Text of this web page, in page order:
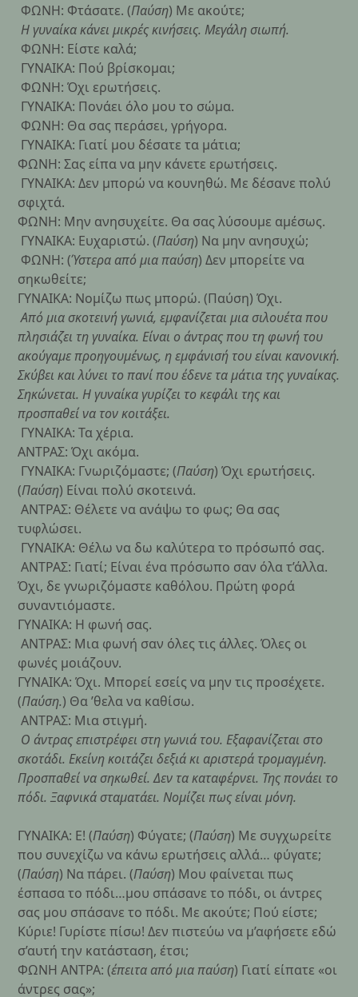
ΦΩΝΗ: Φτάσατε. (Παύση) Με ακούτε;
Η γυναίκα κάνει μικρές κινήσεις. Μεγάλη σιωπή.
ΦΩΝΗ: Είστε καλά;
ΓΥΝΑΙΚΑ: Πού βρίσκομαι;
ΦΩΝΗ: Όχι ερωτήσεις.
ΓΥΝΑΙΚΑ: Πονάει όλο μου το σώμα.
ΦΩΝΗ: Θα σας περάσει, γρήγορα.
ΓΥΝΑΙΚΑ: Γιατί μου δέσατε τα μάτια;
ΦΩΝΗ: Σας είπα να μην κάνετε ερωτήσεις.
ΓΥΝΑΙΚΑ: Δεν μπορώ να κουνηθώ. Με δέσανε πολύ
σφιχτά.
ΦΩΝΗ: Μην ανησυχείτε. Θα σας λύσουμε αμέσως.
ΓΥΝΑΙΚΑ: Ευχαριστώ. (Παύση) Να μην ανησυχώ;
ΦΩΝΗ: (Ύστερα από μια παύση) Δεν μπορείτε να
σηκωθείτε;
ΓΥΝΑΙΚΑ: Νομίζω πως μπορώ. (Παύση) Όχι.
Από μια σκοτεινή γωνιά, εμφανίζεται μια σιλουέτα που
πλησιάζει τη γυναίκα. Είναι ο άντρας που τη φωνή του
ακούγαμε προηγουμένως, η εμφάνισή του είναι κανονική.
Σκύβει και λύνει το πανί που έδενε τα μάτια της γυναίκας.
Σηκώνεται. Η γυναίκα γυρίζει το κεφάλι της και
προσπαθεί να τον κοιτάξει.
ΓΥΝΑΙΚΑ: Τα χέρια.
ΑΝΤΡΑΣ: Όχι ακόμα.
ΓΥΝΑΙΚΑ: Γνωριζόμαστε; (Παύση) Όχι ερωτήσεις.
(Παύση) Είναι πολύ σκοτεινά.
ΑΝΤΡΑΣ: Θέλετε να ανάψω το φως; Θα σας
τυφλώσει.
ΓΥΝΑΙΚΑ: Θέλω να δω καλύτερα το πρόσωπό σας.
ΑΝΤΡΑΣ: Γιατί; Είναι ένα πρόσωπο σαν όλα τ’άλλα.
Όχι, δε γνωριζόμαστε καθόλου. Πρώτη φορά
συναντιόμαστε.
ΓΥΝΑΙΚΑ: Η φωνή σας.
ΑΝΤΡΑΣ: Μια φωνή σαν όλες τις άλλες. Όλες οι
φωνές μοιάζουν.
ΓΥΝΑΙΚΑ: Όχι. Μπορεί εσείς να μην τις προσέχετε.
(Παύση.) Θα ’θελα να καθίσω.
ΑΝΤΡΑΣ: Μια στιγμή.
Ο άντρας επιστρέφει στη γωνιά του. Εξαφανίζεται στο
σκοτάδι. Εκείνη κοιτάζει δεξιά κι αριστερά τρομαγμένη.
Προσπαθεί να σηκωθεί. Δεν τα καταφέρνει. Της πονάει το
πόδι. Ξαφνικά σταματάει. Νομίζει πως είναι μόνη.
ΓΥΝΑΙΚΑ: Ε! (Παύση) Φύγατε; (Παύση) Με συγχωρείτε
που συνεχίζω να κάνω ερωτήσεις αλλά… φύγατε;
(Παύση) Να πάρει. (Παύση) Μου φαίνεται πως
έσπασα το πόδι…μου σπάσανε το πόδι, οι άντρες
σας μου σπάσανε το πόδι. Με ακούτε; Πού είστε;
Κύριε! Γυρίστε πίσω! Δεν πιστεύω να μ’αφήσετε εδώ
σ’αυτή την κατάσταση, έτσι;
ΦΩΝΗ ΑΝΤΡΑ: (έπειτα από μια παύση) Γιατί είπατε «οι
άντρες σας»;